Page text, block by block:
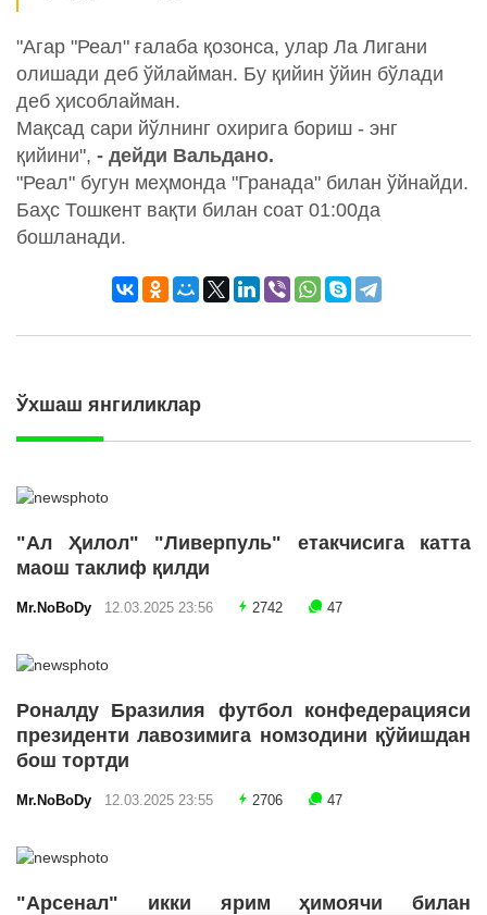
"Агар "Реал" ғалаба қозонса, улар Ла Лигани
олишади деб ўйлайман. Бу қийин ўйин бўлади
деб ҳисоблайман.
Мақсад сари йўлнинг охирига бориш - энг
қийини", - дейди Вальдано.
"Реал" бугун меҳмонда "Гранада" билан ўйнайди.
Баҳс Тошкент вақти билан соат 01:00да
бошланади.
Ўхшаш янгиликлар
"Ал Ҳилол" "Ливерпуль" етакчисига катта
маош таклиф қилди
Mr.NoBoDy 12.03.2025 23:56 2742 47
Роналду Бразилия футбол конфедерацияси
президенти лавозимига номзодини қўйишдан
бош тортди
Mr.NoBoDy 12.03.2025 23:55 2706 47
"Арсенал" икки ярим ҳимоячи билан